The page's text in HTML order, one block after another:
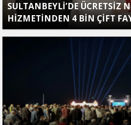
SULTANBEYLİ’DE ÜCRETSİZ
HİZMETİNDEN 4 BİN ÇİFT